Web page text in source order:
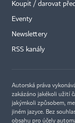
Koupit / darovat
Eventy
Newslettery
RSS kanály
Autorská práva
zakázáno jakékoli užití
jakýmkoli způsobem,
jiném jazyce. Bez
obsahu pro účely